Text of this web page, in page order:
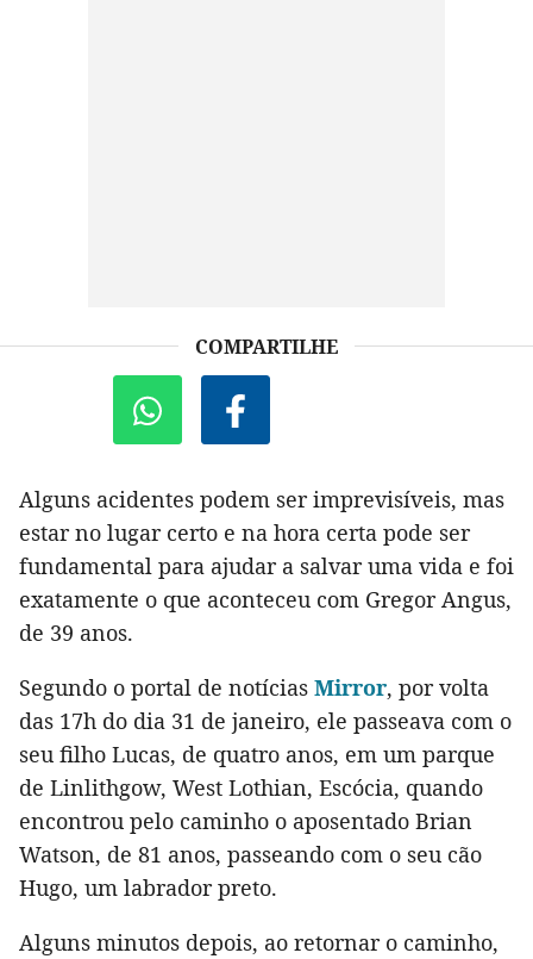
COMPARTILHE
Alguns acidentes podem ser imprevisíveis, mas
estar no lugar certo e na hora certa pode ser
fundamental para ajudar a salvar uma vida e foi
exatamente o que aconteceu com Gregor Angus,
de 39 anos.
Segundo o portal de notícias Mirror, por volta
das 17h do dia 31 de janeiro, ele passeava com o
seu filho Lucas, de quatro anos, em um parque
de Linlithgow, West Lothian, Escócia, quando
encontrou pelo caminho o aposentado Brian
Watson, de 81 anos, passeando com o seu cão
Hugo, um labrador preto.
Alguns minutos depois, ao retornar o caminho,